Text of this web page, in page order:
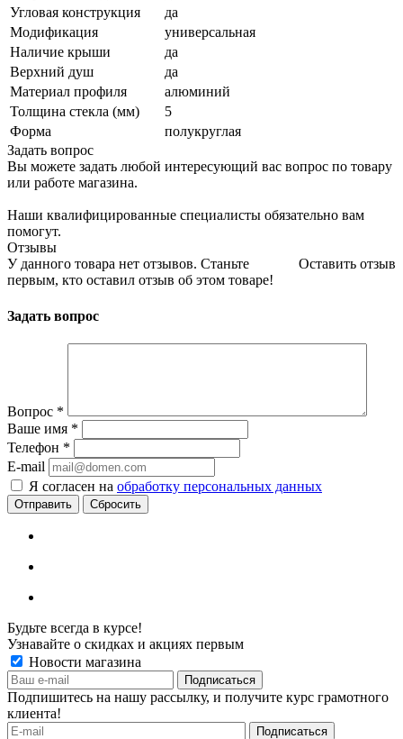
Угловая конструкция
да
Модификация
универсальная
Наличие крыши
да
Верхний душ
да
Материал профиля
алюминий
Толщина стекла (мм)
5
Форма
полукруглая
Задать вопрос
Вы можете задать любой интересующий вас вопрос по товару
или работе магазина.
Наши квалифицированные специалисты обязательно вам
помогут.
Отзывы
Оставить отзыв
У данного товара нет отзывов. Станьте
первым, кто оставил отзыв об этом товаре!
Задать вопрос
Вопрос *
Ваше имя *
Телефон *
E-mail
Я согласен на обработку персональных данных
Сбросить
Будьте всегда в курсе!
Узнавайте о скидках и акциях первым
Новости магазина
Подпишитесь на нашу рассылку, и получите курс грамотного
клиента!